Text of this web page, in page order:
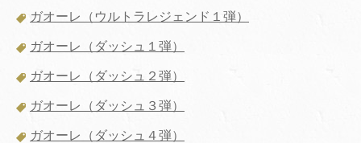
ガオーレ（ウルトラレジェンド１弾）
ガオーレ（ダッシュ１弾）
ガオーレ（ダッシュ２弾）
ガオーレ（ダッシュ３弾）
ガオーレ（ダッシュ４弾）